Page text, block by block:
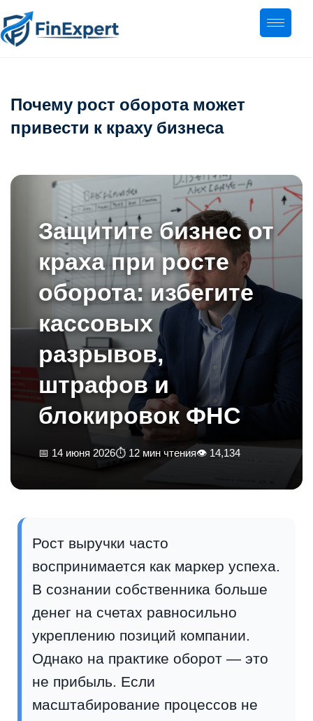
Почему рост оборота может
привести к краху бизнеса
Защитите бизнес от
краха при росте
оборота: избегите
кассовых
разрывов,
штрафов и
блокировок ФНС
📅 14 июня 2026⏱ 12 мин чтения👁 14,134
Рост выручки часто
воспринимается как маркер успеха.
В сознании собственника больше
денег на счетах равносильно
укреплению позиций компании.
Однако на практике оборот — это
не прибыль. Если
масштабирование процессов не